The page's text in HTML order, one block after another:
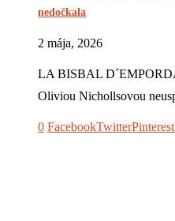
nedočkala
2 mája, 2026
LA BISBAL
Oliviou Nichollsovou
0 FacebookTwitterPinterest